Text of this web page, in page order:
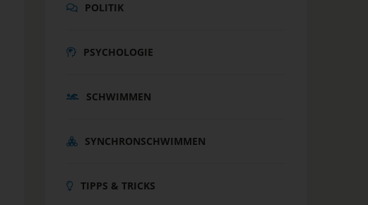
POLITIK
PSYCHOLOGIE
SCHWIMMEN
SYNCHRONSCHWIMMEN
TIPPS & TRICKS